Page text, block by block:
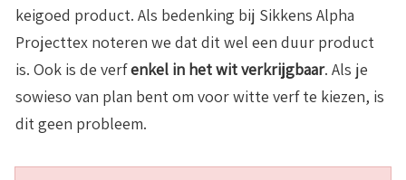
keigoed product. Als bedenking bij Sikkens Alpha
Projecttex noteren we dat dit wel een duur product
is. Ook is de verfenkel in het wit verkrijgbaar. Als je
sowieso van plan bent om voor witte verf te kiezen, is
dit geen probleem.